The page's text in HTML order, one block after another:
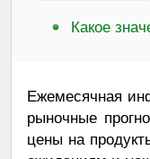
Какое
Ежемесячная
рыночные
цены на